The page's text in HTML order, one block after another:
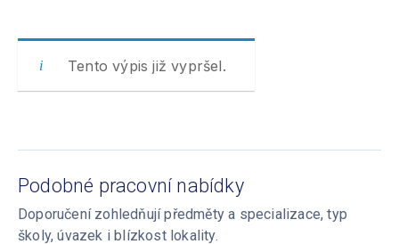
Tento výpis již vypršel.
Podobné pracovní nabídky
Doporučení zohledňují předměty a specializace, typ
školy, úvazek i blízkost lokality.